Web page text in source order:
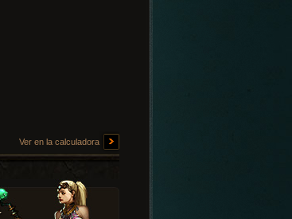
Ver en la calculadora